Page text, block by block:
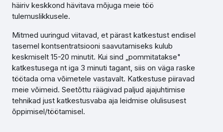
häiriv keskkond hävitava mõjuga meie töö
tulemuslikkusele.
Mitmed uuringud viitavad, et pärast katkestust endisel
tasemel kontsentratsiooni saavutamiseks kulub
keskmiselt 15-20 minutit. Kui sind „pommitatakse"
katkestusega nt iga 3 minuti tagant, siis on väga raske
töötada oma võimetele vastavalt. Katkestuse piiravad
meie võimeid. Seetõttu räägivad paljud ajajuhtimise
tehnikad just katkestusvaba aja leidmise olulisusest
õppimisel/töötamisel.